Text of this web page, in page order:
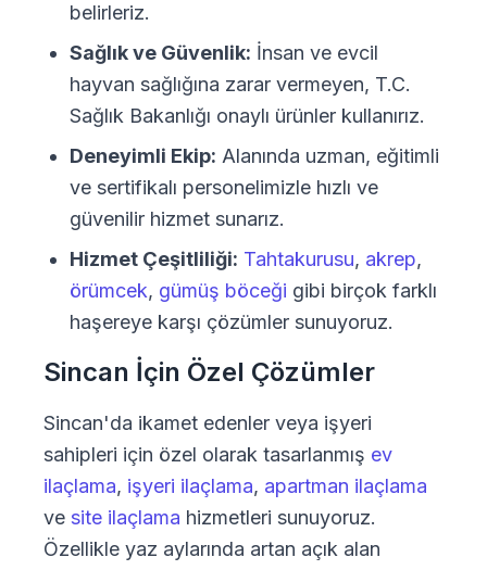
belirleriz.
Sağlık ve Güvenlik: İnsan ve evcil
hayvan sağlığına zarar vermeyen, T.C.
Sağlık Bakanlığı onaylı ürünler kullanırız.
Deneyimli Ekip: Alanında uzman, eğitimli
ve sertifikalı personelimizle hızlı ve
güvenilir hizmet sunarız.
Hizmet Çeşitliliği: Tahtakurusu, akrep,
örümcek, gümüş böceği gibi birçok farklı
haşereye karşı çözümler sunuyoruz.
Sincan İçin Özel Çözümler
Sincan'da ikamet edenler veya işyeri
sahipleri için özel olarak tasarlanmış ev
ilaçlama, işyeri ilaçlama, apartman ilaçlama
ve site ilaçlama hizmetleri sunuyoruz.
Özellikle yaz aylarında artan açık alan